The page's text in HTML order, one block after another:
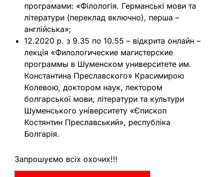
програмами: «Філологія. Германські мови та
літератури (переклад включно), перша –
англійська»;
12.2020 р. з 9.35 по 10.55 – відкрита онлайн –
лекція «Филологические магистерские
программы в Шуменском университете им.
Константина Преславского» Красимирою
Колевою, доктором наук, лектором
болгарської мови, літератури та культури
Шуменського університету «Єпископ
Костянтин Преславський», республіка
Болгарія.
Запрошуємо всіх охочих!!!